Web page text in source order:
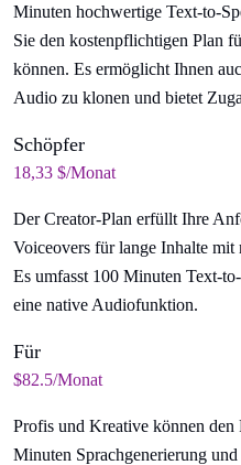
Minuten hochwertige Text-to-
Sie den kostenpflichtigen Plan
können. Es ermöglicht Ihnen
Audio zu klonen und bietet
Schöpfer
18,33 $/Monat
Der Creator-Plan erfüllt Ihre
Voiceovers für lange Inhalte mit
Es umfasst 100 Minuten Text-
eine native Audiofunktion.
Für
$82.5/Monat
Profis und Kreative können den
Minuten Sprachgenerierung